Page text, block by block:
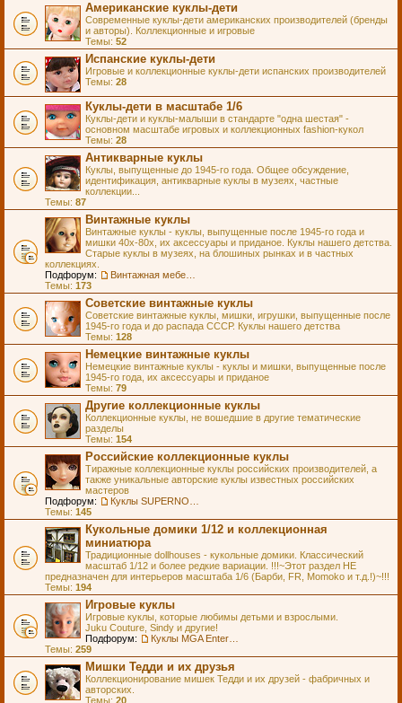
Американские куклы-дети
Современные куклы-дети американских производителей (бренды
и авторы). Коллекционные и игровые
Темы: 52
Испанские куклы-дети
Игровые и коллекционные куклы-дети испанских производителей
Темы: 28
Куклы-дети в масштабе 1/6
Куклы-дети и куклы-малыши в стандарте "одна шестая" -
основном масштабе игровых и коллекционных fashion-кукол
Темы: 28
Антикварные куклы
Куклы, выпущенные до 1945-го года. Общее обсуждение,
идентификация, антикварные куклы в музеях, частные
коллекции...
Темы: 87
Винтажные куклы
Винтажные куклы - куклы, выпущенные после 1945-го года и
мишки 40х-80х, их аксессуары и приданое. Куклы нашего детства.
Старые куклы в музеях, на блошиных рынках и в частных
коллекциях.
Подфорум:
Темы: 173
Советские винтажные куклы
Советские винтажные куклы, мишки, игрушки, выпущенные после
1945-го года и до распада СССР. Куклы нашего детства
Темы: 128
Немецкие винтажные куклы
Немецкие винтажные куклы - куклы и мишки, выпущенные после
1945-го года, их аксессуары и приданое
Темы: 79
Другие коллекционные куклы
Коллекционные куклы, не вошедшие в другие тематические
разделы
Темы: 154
Российские коллекционные куклы
Тиражные коллекционные куклы российских производителей, а
также уникальные авторские куклы известных российских
мастеров
Подфорум:
Темы: 145
Кукольные домики 1/12 и коллекционная
миниатюра
Традиционные dollhouses - кукольные домики. Классический
масштаб 1/12 и более редкие вариации. !!!~Этот раздел НЕ
предназначен для интерьеров масштаба 1/6 (Барби, FR, Momoko и т.д.!)~!!!
Темы: 194
Игровые куклы
Игровые куклы, которые любимы детьми и взрослыми.
Juku Couture, Sindy и другие!
Подфорум:
Темы: 259
Мишки Тедди и их друзья
Коллекционирование мишек Тедди и их друзей - фабричных и
авторских.
Темы: 20